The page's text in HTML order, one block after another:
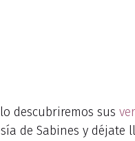
descubriremos sus
de Sabines y déjate